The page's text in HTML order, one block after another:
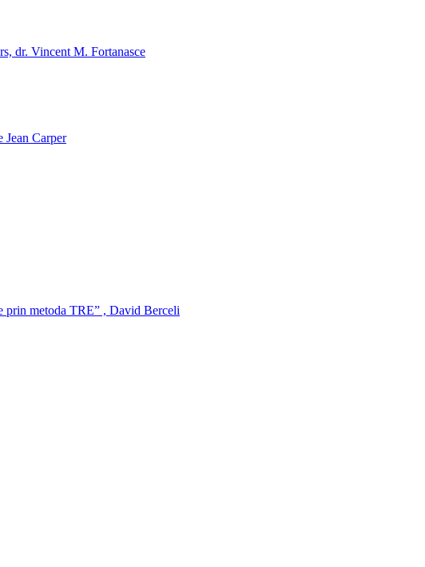
dr. Vincent M. Fortanasce
Jean Carper
prin metoda TRE” , David Berceli